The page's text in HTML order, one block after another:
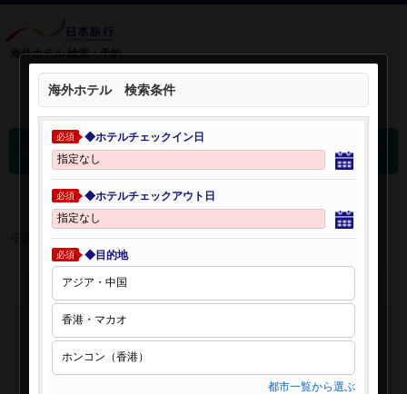
海外ホテル 検索・予約
検索条件を開く：
海外ホテル 検索結果
※表示金額はオンライン予約時の金額です。
海外ホテル 検索条件
必須 ◆ホテルチェックイン日
必須 ◆ホテルチェックアウト日
必須 ◆目的地
都市一覧から選ぶ